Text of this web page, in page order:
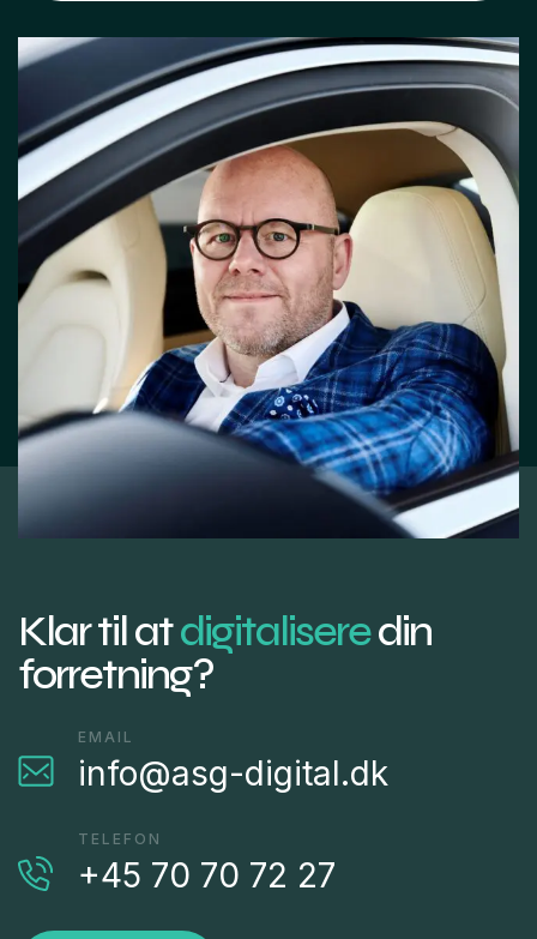
Klar til atdigitaliseredin
forretning?
EMAIL
info@asg-digital.dk
TELEFON
+45 70 70 72 27